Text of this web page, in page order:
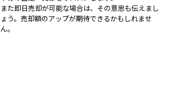
また即日売却が可能な場合は、その意思も伝えまし
ょう。売却額のアップが期待できるかもしれませ
ん。